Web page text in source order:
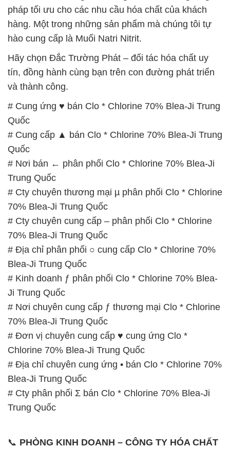
pháp tối ưu cho các nhu cầu hóa chất của khách
hàng. Một trong những sản phẩm mà chúng tôi tự
hào cung cấp là Muối Natri Nitrit.
Hãy chọn Đắc Trường Phát – đối tác hóa chất uy
tín, đồng hành cùng bạn trên con đường phát triển
và thành công.
# Cung ứng ♥ bán Clo * Chlorine 70% Blea-Ji Trung
Quốc
# Cung cấp ▲ bán Clo * Chlorine 70% Blea-Ji Trung
Quốc
# Nơi bán ← phân phối Clo * Chlorine 70% Blea-Ji
Trung Quốc
# Cty chuyên thương mại µ phân phối Clo * Chlorine
70% Blea-Ji Trung Quốc
# Cty chuyên cung cấp – phân phối Clo * Chlorine
70% Blea-Ji Trung Quốc
# Địa chỉ phân phối ○ cung cấp Clo * Chlorine 70%
Blea-Ji Trung Quốc
# Kinh doanh ƒ phân phối Clo * Chlorine 70% Blea-
Ji Trung Quốc
# Nơi chuyên cung cấp ƒ thương mại Clo * Chlorine
70% Blea-Ji Trung Quốc
# Đơn vị chuyên cung cấp ♥ cung ứng Clo *
Chlorine 70% Blea-Ji Trung Quốc
# Địa chỉ chuyên cung ứng • bán Clo * Chlorine 70%
Blea-Ji Trung Quốc
# Cty phân phối Σ bán Clo * Chlorine 70% Blea-Ji
Trung Quốc
📞 PHÒNG KINH DOANH – CÔNG TY HÓA CHẤT